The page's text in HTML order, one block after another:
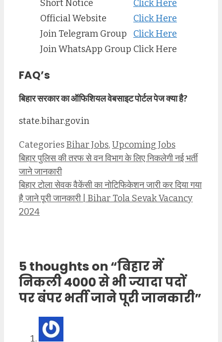
Short Notice
Click Here
Official Website
Click Here
Join Telegram Group
Click Here
Join WhatsApp Group Click Here
FAQ’s
बिहार सरकार का ऑफिशियल वेबसाइट पोर्टल पेज क्या है?
state.bihar.gov.in
CategoriesBihar Jobs,Upcoming Jobs
बिहार पुलिस की तरफ से वन विभाग के लिए निकलेगी नई भर्ती
जाने जानकारी
बिहार टोला सेवक वैकेंसी का नोटिफिकेशन जारी कर दिया गया
है जाने पूरी जानकारी | Bihar Tola Sevak Vacancy
2024
5 thoughts on “बिहार में
निकली 4000 से भी ज्यादा पदों
पर बंपर भर्ती जाने पूरी जानकारी”